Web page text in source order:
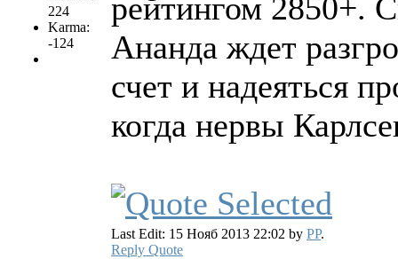
224
Karma:
-124
рейтингом 2850+.
Ананда ждет
счет и надеяться
когда нервы
Last Edit: 15 Нояб 2013 22:02 by PP.
Reply Quote